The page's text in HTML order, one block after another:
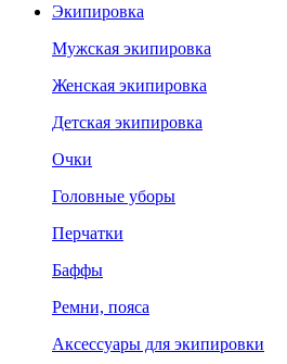
Экипировка
Мужская экипировка
Женская экипировка
Детская экипировка
Очки
Головные уборы
Перчатки
Баффы
Ремни, пояса
Аксессуары для экипировки